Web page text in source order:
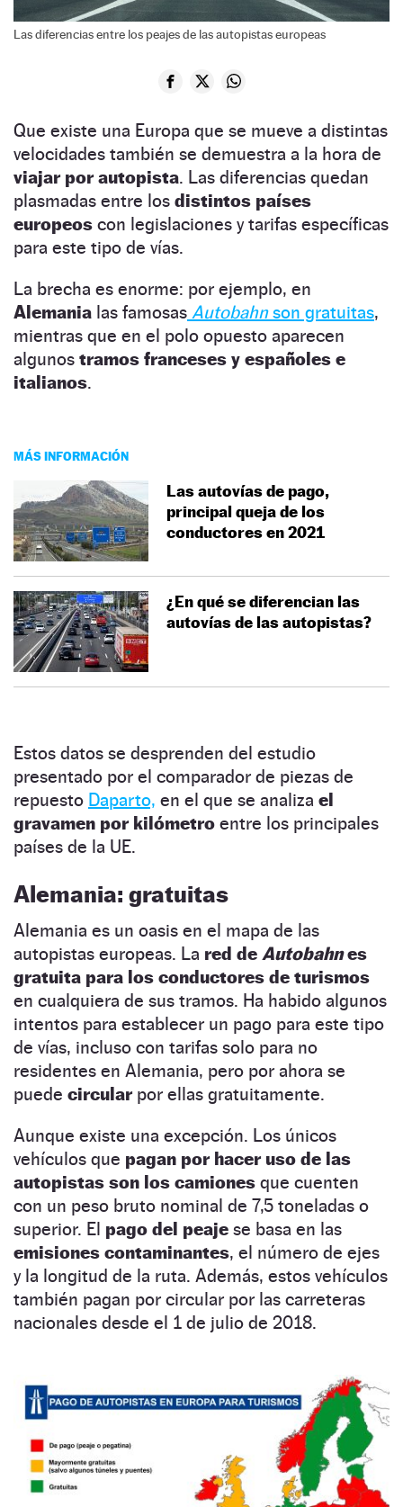
Las diferencias entre los peajes de las autopistas europeas
Que existe una Europa que se mueve a distintas
velocidades también se demuestra a la hora de
viajar por autopista. Las diferencias quedan
plasmadas entre los distintos países
europeos con legislaciones y tarifas específicas
para este tipo de vías.
La brecha es enorme: por ejemplo, en
Alemania las famosas Autobahnson gratuitas,
mientras que en el polo opuesto aparecen
algunos tramos franceses y españoles e
italianos.
MÁS INFORMACIÓN
Las autovías de pago,
principal queja de los
conductores en 2021
¿En qué se diferencian las
autovías de las autopistas?
Estos datos se desprenden del estudio
presentado por el comparador de piezas de
repuesto Daparto, en el que se analiza el
gravamen por kilómetro entre los principales
países de la UE.
Alemania: gratuitas
Alemania es un oasis en el mapa de las
autopistas europeas. La red de Autobahn es
gratuita para los conductores de turismos
en cualquiera de sus tramos. Ha habido algunos
intentos para establecer un pago para este tipo
de vías, incluso con tarifas solo para no
residentes en Alemania, pero por ahora se
puede circularpor ellas gratuitamente.
Aunque existe una excepción. Los únicos
vehículos que pagan por hacer uso de las
autopistas son los camiones que cuenten
con un peso bruto nominal de 7,5 toneladas o
superior. El pago del peaje se basa en las
emisiones contaminantes, el número de ejes
y la longitud de la ruta. Además, estos vehículos
también pagan por circular por las carreteras
nacionales desde el 1 de julio de 2018.